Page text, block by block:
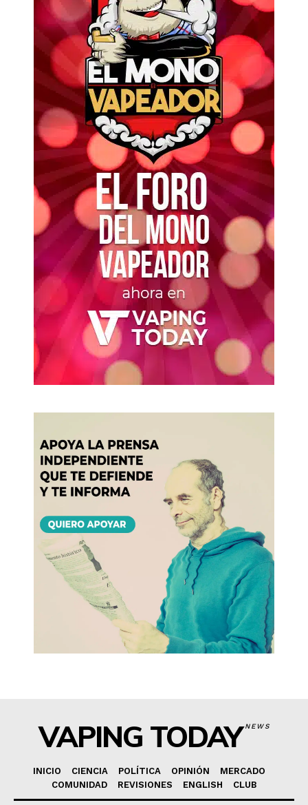
VAPING TODAYNEWS
INICIO CIENCIA POLÍTICA OPINIÓN
MERCADO
COMUNIDAD
REVISIONES ENGLISH CLUB